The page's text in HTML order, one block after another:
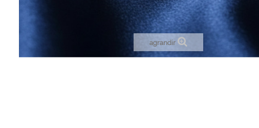
agrandir